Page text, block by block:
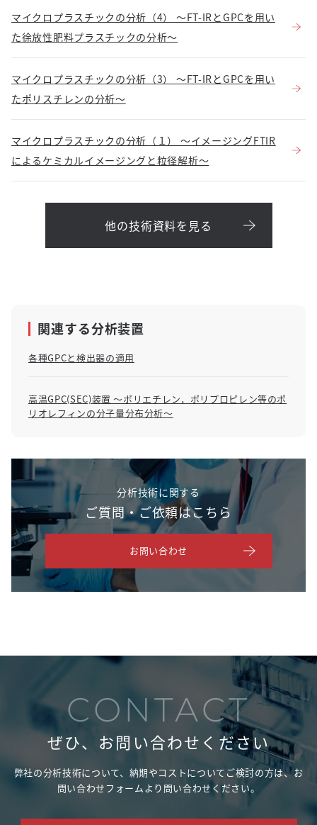
マイクロプラスチックの分析（4） ～FT-IRとGPCを用い
た徐放性肥料プラスチックの分析～
マイクロプラスチックの分析（3） ～FT-IRとGPCを用い
たポリスチレンの分析～
マイクロプラスチックの分析（１） ～イメージングFTIR
によるケミカルイメージングと粒径解析～
他の技術資料を見る
関連する分析装置
各種GPCと検出器の適用
高温GPC(SEC)装置 ～ポリエチレン，ポリプロピレン等のポ
リオレフィンの分子量分布分析～
分析技術に関する
ご質問・ご依頼はこちら
お問い合わせ
CONTACT
ぜひ、お問い合わせください
弊社の分析技術について、納期やコストについてご検討の方は、お
問い合わせフォームより問い合わせください。